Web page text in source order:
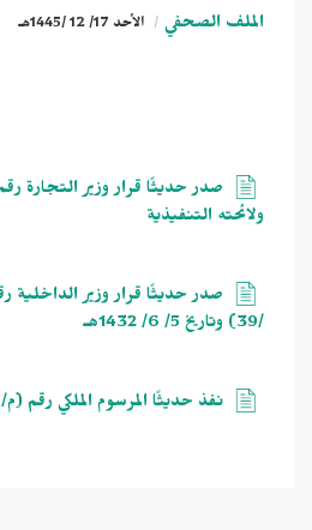
الملف الصحفي الأحد 17/ 12 /1445هـ
ولائحته التنفيذية
/39) وتاريخ 5/ 6/ 1432هـ
نفذ حديثًا المرسوم الملكي رقم (م/ 159) وتاريخ 22/ 8/ 1445هـ بالموافقة على نظام الخطوط الحديدية